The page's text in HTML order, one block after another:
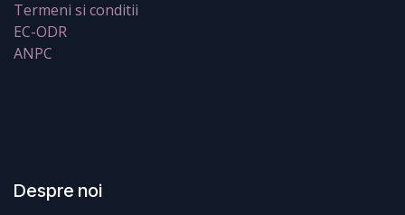
Termeni si conditii
EC-ODR
ANPC
Despre noi